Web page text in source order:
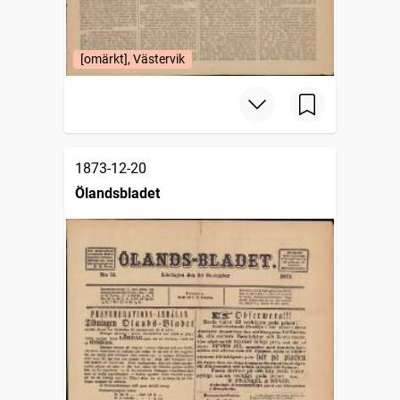
[omärkt], Västervik
1873-12-20
Ölandsbladet